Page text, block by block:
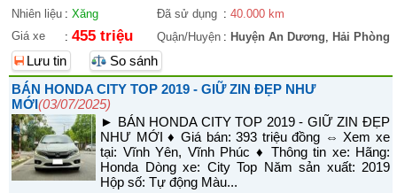
Nhiên liệu : Xăng Đã sử dụng : 40.000 km
Giá xe
: 455 triệu Quận/Huyện : Huyện An Dương, Hải Phòng
Lưu tin
So sánh
BÁN HONDA CITY TOP 2019 - GIỮ ZIN ĐẸP NHƯ
MỚI(03/07/2025)
► BÁN HONDA CITY TOP 2019 - GIỮ ZIN ĐẸP
NHƯ MỚI ♦ Giá bán: 393 triệu đồng ⇔ Xem xe
tại: Vĩnh Yên, Vĩnh Phúc ♦ Thông tin xe: Hãng:
Honda Dòng xe: City Top Năm sản xuất: 2019
Hộp số: Tự động Màu...